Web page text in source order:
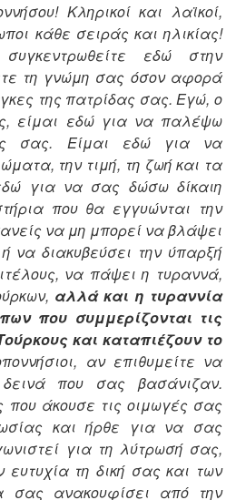
Κληρικοί και λαϊκοί,
κάθε σειράς και ηλικίας!
εδώ στην
τη γνώμη σας όσον αφορά
της πατρίδας σας. Εγώ, ο
είμαι εδώ για να παλέψω
σας. Είμαι εδώ για να
την τιμή, τη ζωή και τα
για να σας δώσω δίκαιη
που θα εγγυώνται την
να μη μπορεί να βλάψει
να διακυβεύσει την ύπαρξή
να πάψει η τυραννά,
αλλά και η τυραννία
που συμμερίζονται τις
και καταπιέζουν το
αν επιθυμείτε να
που σας βασάνιζαν.
άκουσε τις οιμωγές σας
και ήρθε για να σας
για τη λύτρωσή σας,
ευτυχία τη δική σας και των
σας ανακουφίσει από την